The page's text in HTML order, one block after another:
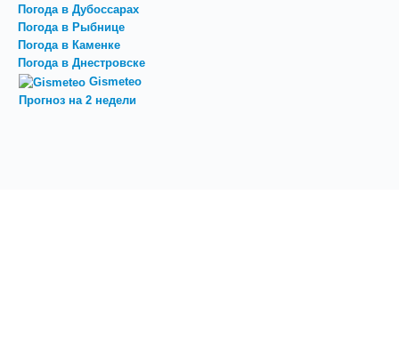
Погода в Дубоссарах
Погода в Рыбнице
Погода в Каменке
Погода в Днестровске
Gismeteo
Прогноз на 2 недели